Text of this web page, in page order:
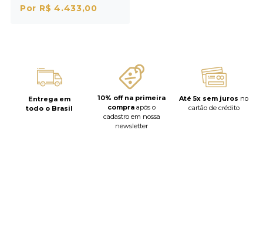
Por R$ 4.433,00
Entrega em
todo o Brasil
10% off na primeira
compra após o
cadastro em nossa
newsletter
Até 5x sem juros no
cartão de crédito